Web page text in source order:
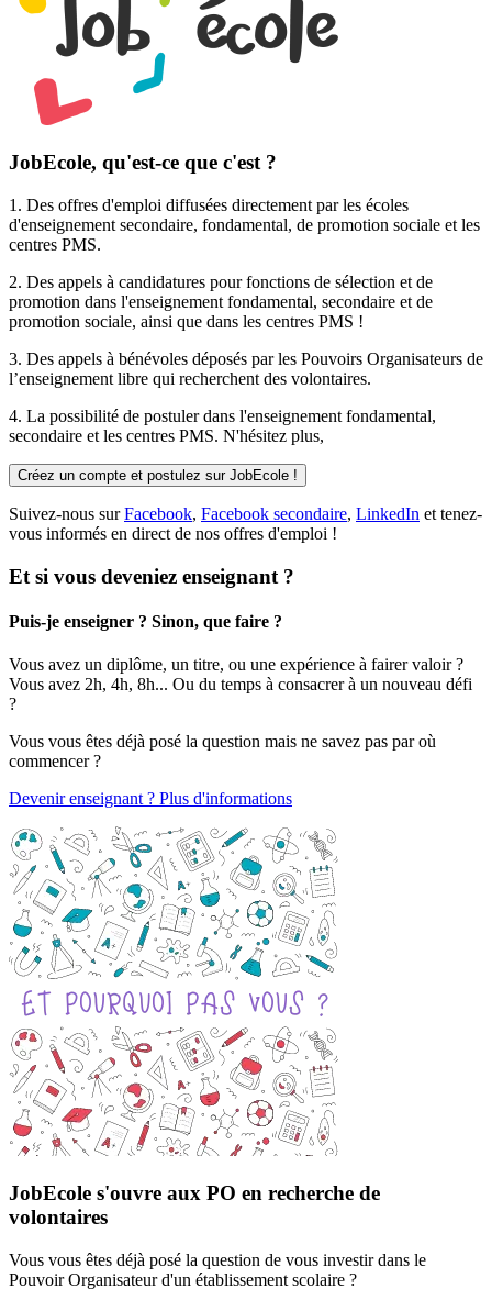
JobEcole, qu'est-ce que c'est ?
1. Des offres d'emploi diffusées directement par les écoles
d'enseignement secondaire, fondamental, de promotion sociale et les
centres PMS.
2. Des appels à candidatures pour fonctions de sélection et de
promotion dans l'enseignement fondamental, secondaire et de
promotion sociale, ainsi que dans les centres PMS !
3. Des appels à bénévoles déposés par les Pouvoirs Organisateurs de
l’enseignement libre qui recherchent des volontaires.
4. La possibilité de postulerdans l'enseignement fondamental,
secondaire et les centres PMS. N'hésitez plus,
Créez un compte et postulez sur JobEcole !
Suivez-nous surFacebook, Facebook secondaire, LinkedIn et tenez-
vous informés en direct de nos offres d'emploi !
Et si vous deveniez enseignant ?
Puis-je enseigner ? Sinon, que faire ?
Vous avez un diplôme, un titre, ou une expérience à fairer valoir ?
Vous avez 2h, 4h, 8h... Ou du temps à consacrer à un nouveau défi
?
Vous vous êtes déjà posé la question mais ne savez pas par où
commencer ?
Devenir enseignant ? Plus d'informations
JobEcole s'ouvre aux PO en recherche de
volontaires
Vous vous êtes déjà posé la question de vous investir dans le
Pouvoir Organisateur d'un établissement scolaire ?